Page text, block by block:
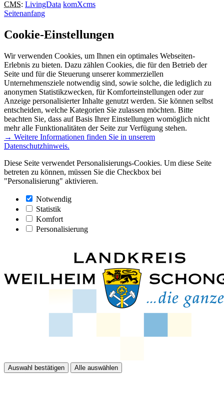
CMS: LivingData komXcms
Seitenanfang
Cookie-Einstellungen
Wir verwenden Cookies, um Ihnen ein optimales Webseiten-
Erlebnis zu bieten. Dazu zählen Cookies, die für den Betrieb der
Seite und für die Steuerung unserer kommerziellen
Unternehmensziele notwendig sind, sowie solche, die lediglich zu
anonymen Statistikzwecken, für Komforteinstellungen oder zur
Anzeige personalisierter Inhalte genutzt werden. Sie können selbst
entscheiden, welche Kategorien Sie zulassen möchten. Bitte
beachten Sie, dass auf Basis Ihrer Einstellungen womöglich nicht
mehr alle Funktionalitäten der Seite zur Verfügung stehen.
→ Weitere Informationen finden Sie in unserem
Datenschutzhinweis.
Diese Seite verwendet Personalisierungs-Cookies. Um diese Seite
betreten zu können, müssen Sie die Checkbox bei
"Personalisierung" aktivieren.
Notwendig
Statistik
Komfort
Personalisierung
Auswahl bestätigen Alle auswählen